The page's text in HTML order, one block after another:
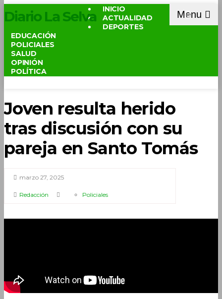
Menu
Diario La Selva
INICIO
ACTUALIDAD
DEPORTES
EDUCACIÓN
POLICIALES
SALUD
OPINIÓN
POLÍTICA
Joven resulta herido
tras discusión con su
pareja en Santo Tomás
marzo 27, 2025
Redacción Policiales